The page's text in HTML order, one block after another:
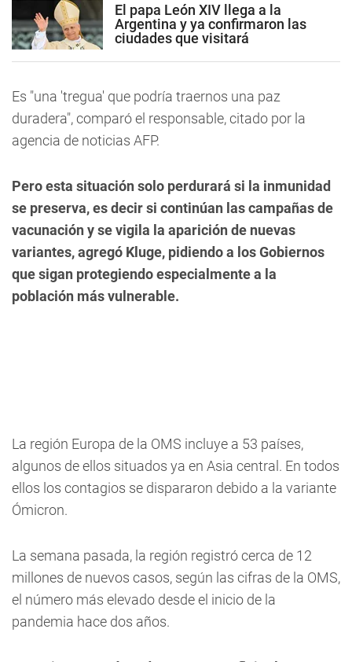
El papa León XIV llega a la
Argentina y ya confirmaron las
ciudades que visitará
Es "una 'tregua' que podría traernos una paz
duradera", comparó el responsable, citado por la
agencia de noticias AFP.
Pero esta situación solo perdurará si la inmunidad
se preserva, es decir si continúan las campañas de
vacunación y se vigila la aparición de nuevas
variantes, agregó Kluge, pidiendo a los Gobiernos
que sigan protegiendo especialmente a la
población más vulnerable.
La región Europa de la OMS incluye a 53 países,
algunos de ellos situados ya en Asia central. En todos
ellos los contagios se dispararon debido a la variante
Ómicron.
La semana pasada, la región registró cerca de 12
millones de nuevos casos, según las cifras de la OMS,
el número más elevado desde el inicio de la
pandemia hace dos años.